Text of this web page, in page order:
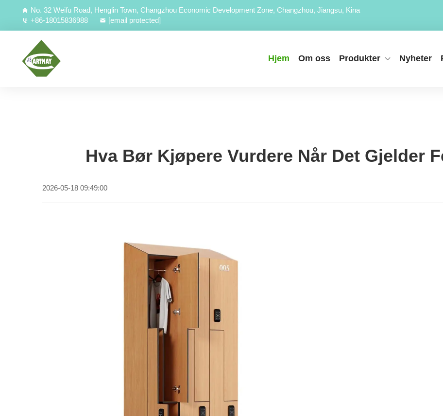
No. 32 Weifu Road, Henglin Town, Changzhou Economic Development Zone, Changzhou, Jiangsu, Kina
+86-18015836988
[email protected]
Hjem Om oss Produkter Nyheter
Hva Bør Kjøpere Vurdere Når Det Gjelder
2026-05-18 09:49:00